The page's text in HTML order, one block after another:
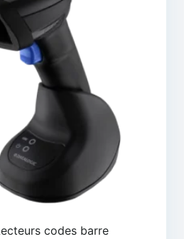
codes barre